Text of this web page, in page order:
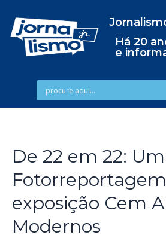
Há 20
e
De 22 em 22:
exposição Cem
Modernos